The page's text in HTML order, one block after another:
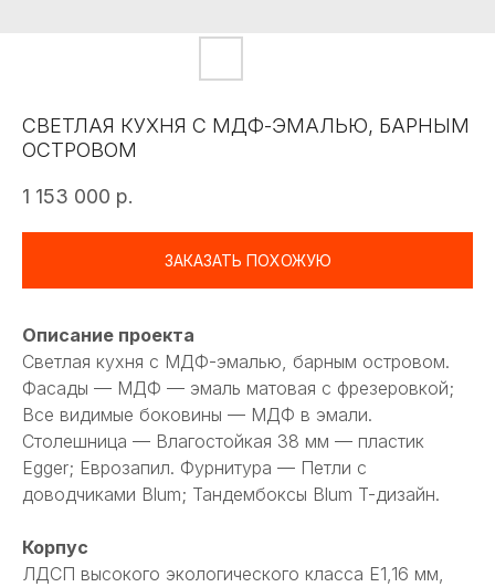
СВЕТЛАЯ КУХНЯ С МДФ-ЭМАЛЬЮ, БАРНЫМ
ОСТРОВОМ
1 153 000 р.
ЗАКАЗАТЬ ПОХОЖУЮ
Описание проекта
Светлая кухня с МДФ-эмалью, барным островом.
Фасады — МДФ — эмаль матовая с фрезеровкой;
Все видимые боковины — МДФ в эмали.
Столешница — Влагостойкая 38 мм — пластик
Egger; Еврозапил. Фурнитура — Петли с
доводчиками Blum; Тандембоксы Blum T-дизайн.
Корпус
ЛДСП высокого экологического класса Е1,16 мм,